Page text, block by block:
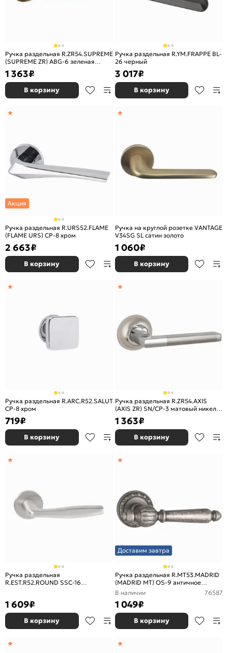
Ручка раздельная R.ZR54.SUPREME
(SUPREME ZR) ABG-6 зеленая
бронза
1 363₽
В корзину
Ручка раздельная R.YM.FRAPPE BL-
26 черный
3 017₽
В корзину
Акция
Ручка раздельная R.URS52.FLAME
(FLAME URS) CP-8 хром
2 663₽
В корзину
Ручка на круглой розетке VANTAGE
V34SG SL сатин золото
1 060₽
В корзину
Ручка раздельная R.ARC.R52.SALUT
CP-8 хром
719₽
В корзину
Ручка раздельная R.ZR54.AXIS
(AXIS ZR) SN/CP-3 матовый никель/
хром
1 363₽
В корзину
Ручка раздельная
R.EST.R52.ROUND SSC-16
1 609₽
В корзину
Доставим завтра
Ручка раздельная R.MT53.MADRID
(MADRID MT) OS-9 античное
серебро
В наличии 76587
1 049₽
В корзину